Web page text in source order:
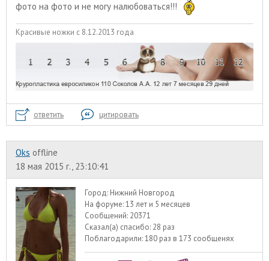
фото на фото и не могу налюбоваться!!!
Красивые ножки с 8.12.2013 года
ответить цитировать
Oks offline
18 мая 2015 г., 23:10:41
Город: Нижний Новгород
На форуме:13 лет и 5 месяцев
Сообщений: 20371
Сказал(а) спасибо: 28 раз
Поблагодарили:180 раз в 173 сообщенях